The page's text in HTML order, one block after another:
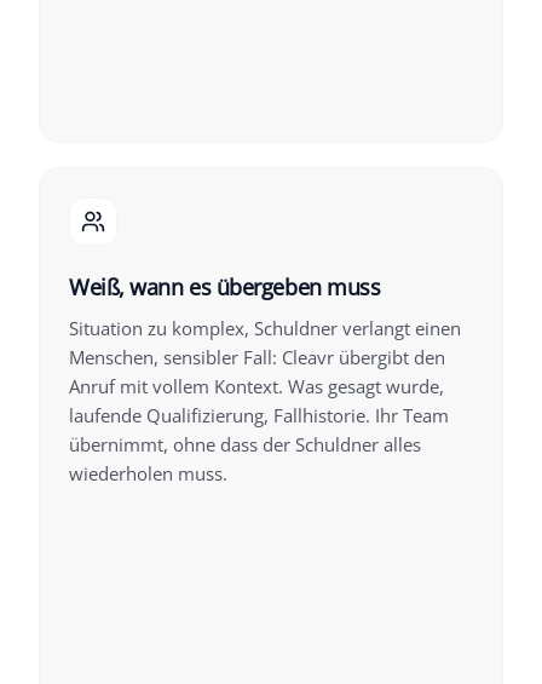
Weiß, wann es übergeben muss
Situation zu komplex, Schuldner verlangt einen
Menschen, sensibler Fall: Cleavr übergibt den
Anruf mit vollem Kontext. Was gesagt wurde,
laufende Qualifizierung, Fallhistorie. Ihr Team
übernimmt, ohne dass der Schuldner alles
wiederholen muss.